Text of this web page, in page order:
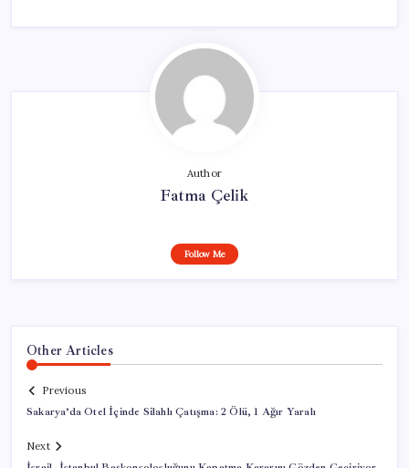
Author
Fatma Çelik
Follow Me
Other Articles
Previous
Sakarya’da Otel İçinde Silahlı Çatışma: 2 Ölü, 1 Ağır Yaralı
Next